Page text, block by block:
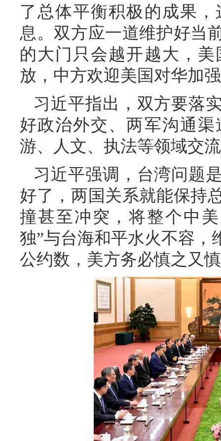
了总体平衡积极的成果
息。双方应一道维护好当
的大门只会越开越大，
放，中方欢迎美国对华加
习近平指出，双方要落
好政治外交、两军沟通
游、人文、执法等领域交
习近平强调，台湾问题
好了，两国关系就能保持
撞甚至冲突，将整个中
独”与台海和平水火不容，
公约数，美方务必慎之又